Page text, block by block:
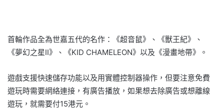
首輪作品全為世嘉五代的名作：《超音鼠》、《獸王紀》、
《夢幻之星II》、《KID CHAMELEON》以及《漫畫地帶》。
遊戲支援快速儲存功能以及用實體控制器操作，但要注意免費
遊玩時需要網絡連接，有廣告播放，如果想去除廣告或想離線
遊玩，就需要付15港元。